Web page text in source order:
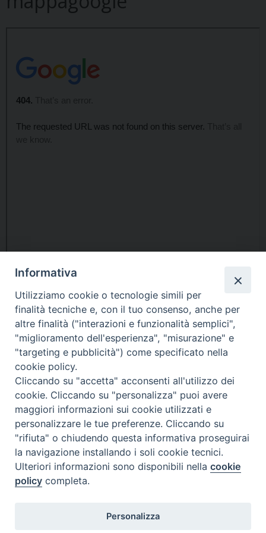
Ispettoria Salesiana Sicula “San Paolo”
Via Cifali 5-7
95123 Catania - Italia
Responsabile protezione dati: dpo@sdbsicilia.org
Informativa
Utilizziamo cookie o tecnologie simili per
finalità tecniche e, con il tuo consenso, anche per
altre finalità ("interazioni e funzionalità semplici",
"miglioramento dell'esperienza", "misurazione" e
"targeting e pubblicità") come specificato nella
cookie policy.
Cliccando su "accetta" acconsenti all'utilizzo dei
cookie. Cliccando su "personalizza" puoi avere
maggiori informazioni sui cookie utilizzati e
personalizzare le tue preferenze. Cliccando su
"rifiuta" o chiudendo questa informativa proseguirai
la navigazione installando i soli cookie tecnici.
Ulteriori informazioni sono disponibili nellacookie
policy completa.
Personalizza